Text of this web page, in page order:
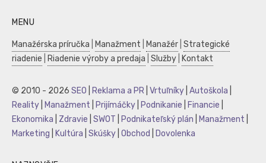
MENU
Manažérska príručka Manažment Manažér Strategické
riadenie
Riadenie výroby a predaja Služby Kontakt
© 2010 - 2026 SEO Reklama a PR Vrtuľníky Autoškola
Reality
Manažment Prijímáčky Podnikanie Financie
Ekonomika
Zdravie SWOT Podnikateľský plán Manažment
Marketing
Kultúra Skúšky Obchod Dovolenka